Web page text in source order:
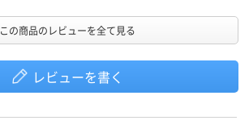
この商品のレビューを全て見る
レビューを書く